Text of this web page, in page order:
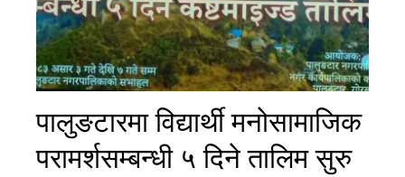
पालुङटारमा विद्यार्थी मनोसामाजिक
परामर्शसम्बन्धी ५ दिने तालिम सुरु